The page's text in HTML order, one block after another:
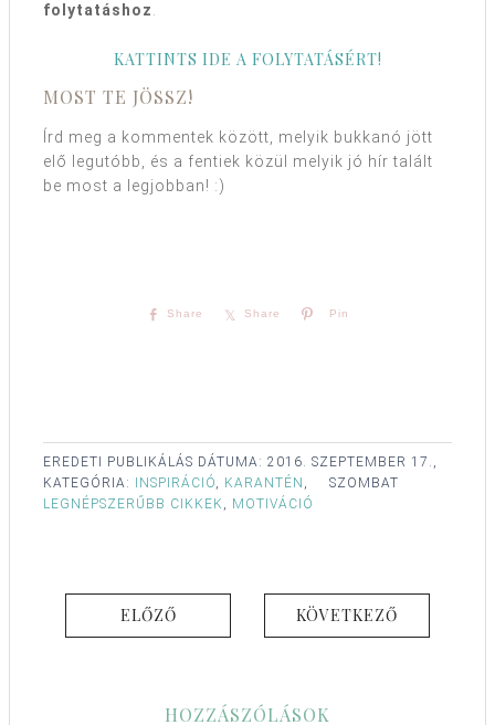
folytatáshoz.
KATTINTS IDE A FOLYTATÁSÉRT!
MOST TE JÖSSZ!
Írd meg a kommentek között, melyik bukkanó jött
elő legutóbb, és a fentiek közül melyik jó hír talált
be most a legjobban! :)
Share Share Pin
EREDETI PUBLIKÁLÁS DÁTUMA: 2016. SZEPTEMBER 17.,
SZOMBAT
KATEGÓRIA: INSPIRÁCIÓ, KARANTÉN ,
LEGNÉPSZERŰBB CIKKEK , MOTIVÁCIÓ
ELŐZŐ KÖVETKEZŐ
HOZZÁSZÓLÁSOK